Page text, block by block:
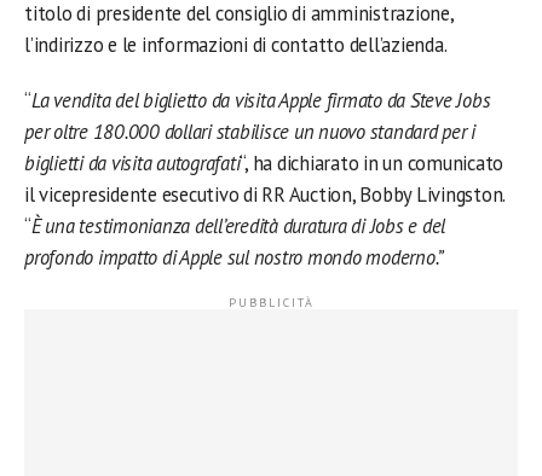
titolo di presidente del consiglio di amministrazione,
l’indirizzo e le informazioni di contatto dell’azienda.
“La vendita del biglietto da visita Apple firmato da Steve Jobs
per oltre 180.000 dollari stabilisce un nuovo standard per i
biglietti da visita autografati“, ha dichiarato in un comunicato
il vicepresidente esecutivo di RR Auction, Bobby Livingston.
“È una testimonianza dell’eredità duratura di Jobs e del
profondo impatto di Apple sul nostro mondo moderno.”